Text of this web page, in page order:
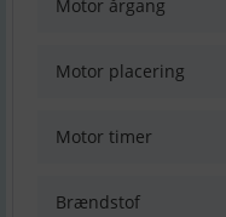
Motor årgang
Motor placering
Motor timer
Brændstof